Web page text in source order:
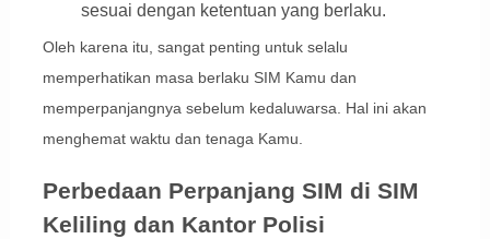
sesuai dengan ketentuan yang berlaku.
Oleh karena itu, sangat penting untuk selalu
memperhatikan masa berlaku SIM Kamu dan
memperpanjangnya sebelum kedaluwarsa. Hal ini akan
menghemat waktu dan tenaga Kamu.
Perbedaan Perpanjang SIM di SIM
Keliling dan Kantor Polisi